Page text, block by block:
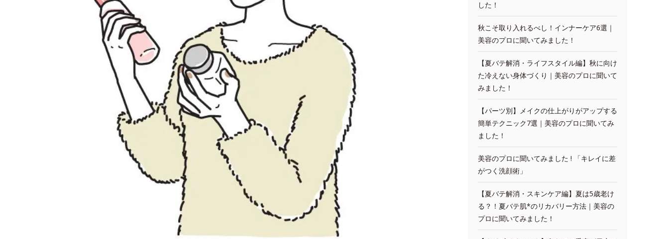
した！
秋こそ取り入れるべし！インナーケア6選｜
美容のプロに聞いてみました！
【夏バテ解消・ライフスタイル編】秋に向け
た冷えない身体づくり｜美容のプロに聞いて
みました！
【パーツ別】メイクの仕上がりがアップする
簡単テクニック7選｜美容のプロに聞いてみ
ました！
美容のプロに聞いてみました ! 「キレイに差
がつく洗顔術」
【夏バテ解消・スキンケア編】夏は5歳老け
る？！夏バテ肌*のリカバリー方法｜美容の
プロに聞いてみました！